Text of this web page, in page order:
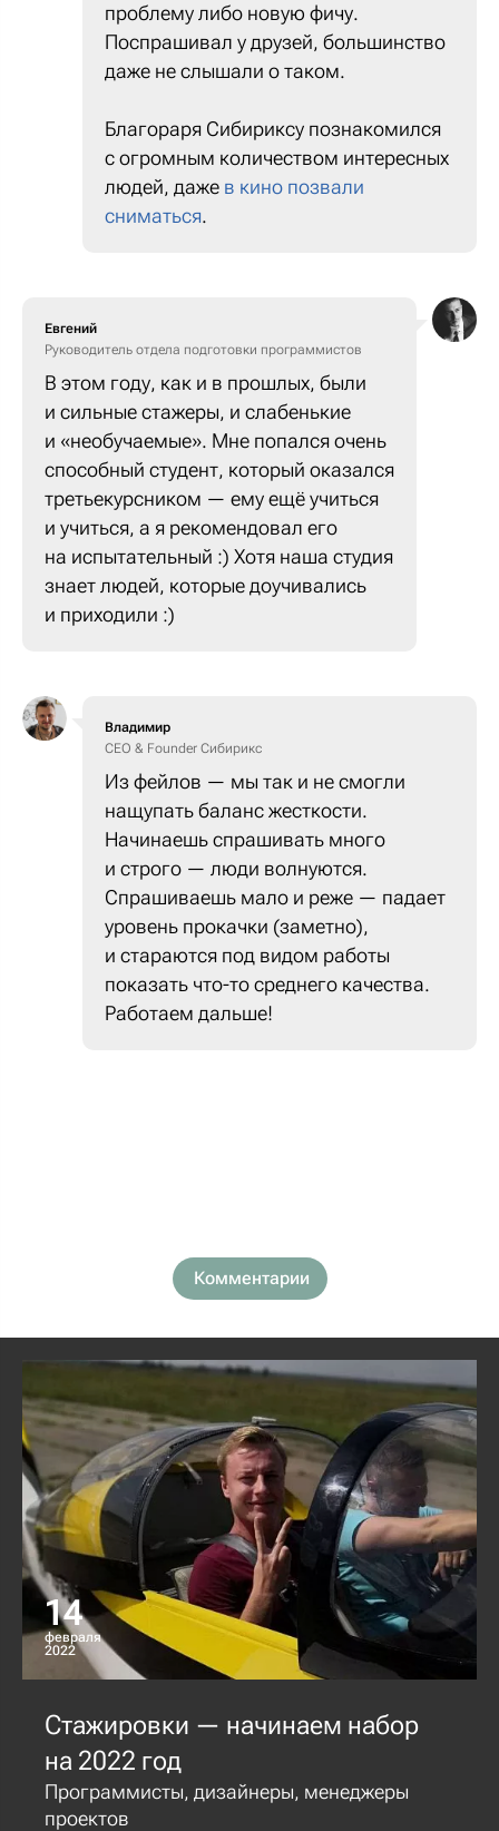
проблему либо новую фичу.
Поспрашивал у друзей, большинство
даже не слышали о таком.
Благораря Сибириксу познакомился
с огромным количеством интересных
людей, даже в кино позвали
сниматься.
Евгений
Руководитель отдела подготовки программистов
В этом году, как и в прошлых, были
и сильные стажеры, и слабенькие
и «необучаемые». Мне попался очень
способный студент, который оказался
третьекурсником — ему ещё учиться
и учиться, а я рекомендовал его
на испытательный :) Хотя наша студия
знает людей, которые доучивались
и приходили :)
Владимир
CEO & Founder Сибирикс
Из фейлов — мы так и не смогли
нащупать баланс жесткости.
Начинаешь спрашивать много
и строго — люди волнуются.
Спрашиваешь мало и реже — падает
уровень прокачки (заметно),
и стараются под видом работы
показать что-то среднего качества.
Работаем дальше!
Комментарии
14
февраля
2022
Стажировки — начинаем набор
на 2022 год
Программисты, дизайнеры, менеджеры
проектов